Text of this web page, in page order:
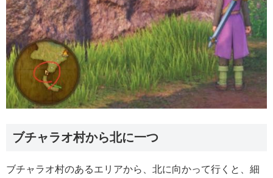
ブチャラオ村から北に一つ
ブチャラオ村のあるエリアから、北に向かって行くと、細